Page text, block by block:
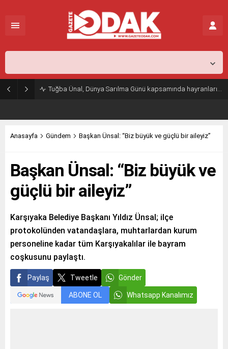
Tuğba Ünal, Dünya Sarılma Günü kapsamında hayranlarıyla buluştu
Anasayfa Gündem Başkan Ünsal: “Biz büyük ve güçlü bir aileyiz”
Başkan Ünsal: “Biz büyük ve
güçlü bir aileyiz”
Karşıyaka Belediye Başkanı Yıldız Ünsal; ilçe
protokolünden vatandaşlara, muhtarlardan kurum
personeline kadar tüm Karşıyakalılar ile bayram
coşkusunu paylaştı.
Paylaş Tweetle Gönder
ABONE OL Whatsapp Kanalımız